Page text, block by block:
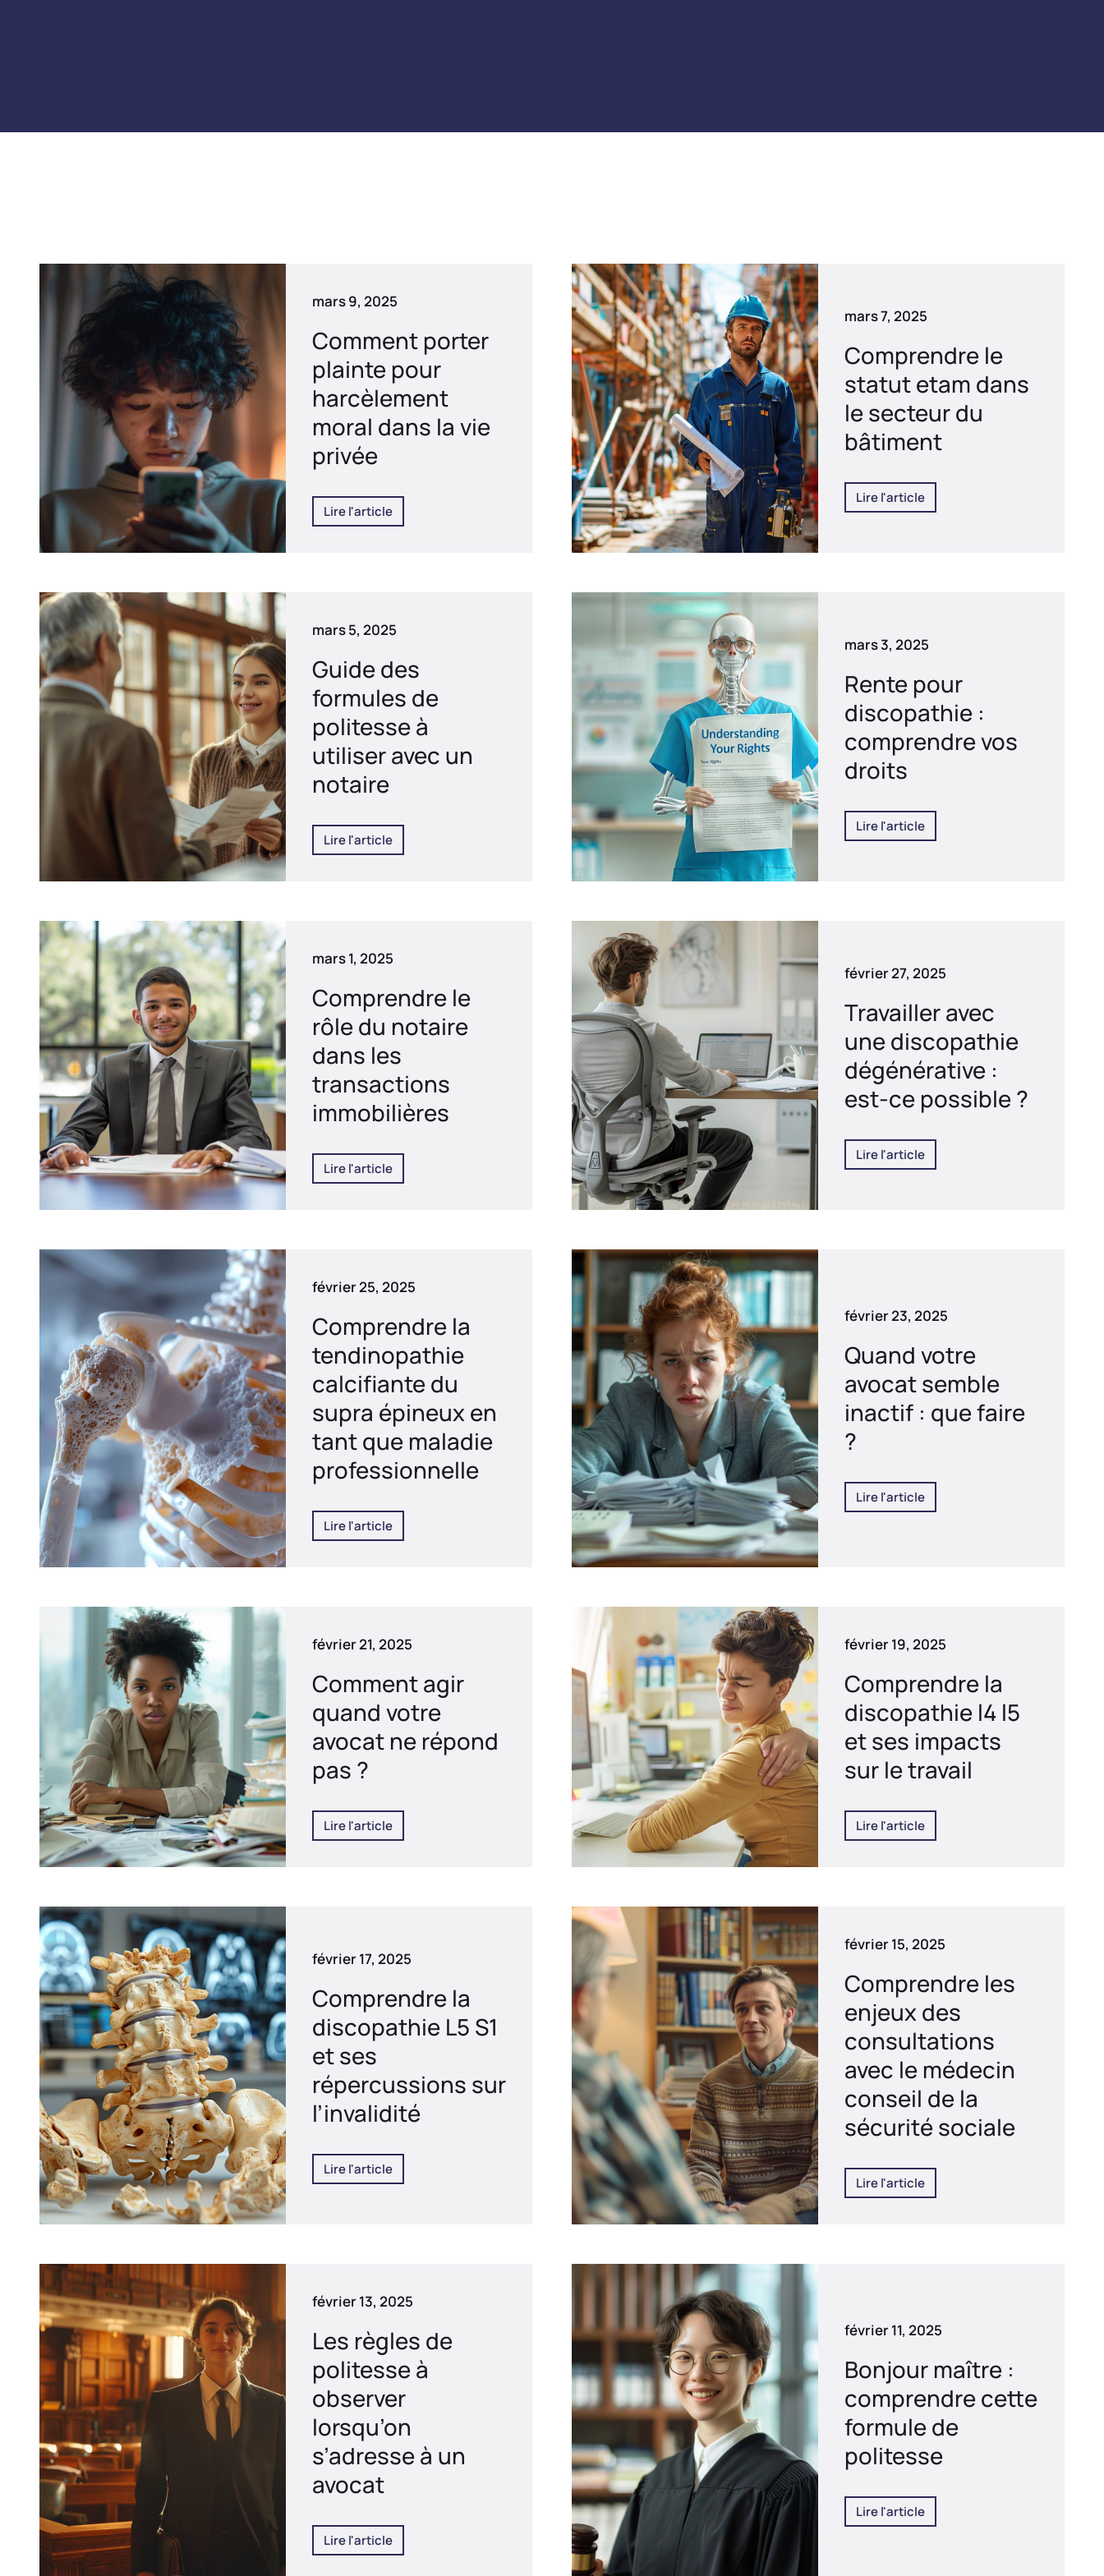
mars 9, 2025
Comment porter
plainte pour
harcèlement
moral dans la vie
privée
Lire l'article
mars 7, 2025
Comprendre le
statut etam dans
le secteur du
bâtiment
Lire l'article
mars 5, 2025
Guide des
formules de
politesse à
utiliser avec un
notaire
Lire l'article
mars 3, 2025
Rente pour
discopathie :
comprendre vos
droits
Lire l'article
mars 1, 2025
Comprendre le
rôle du notaire
dans les
transactions
immobilières
Lire l'article
février 27, 2025
Travailler avec
une discopathie
dégénérative :
est-ce possible ?
Lire l'article
février 25, 2025
Comprendre la
tendinopathie
calcifiante du
supra épineux en
tant que maladie
professionnelle
Lire l'article
février 23, 2025
Quand votre
avocat semble
inactif : que faire
?
Lire l'article
février 21, 2025
Comment agir
quand votre
avocat ne répond
pas ?
Lire l'article
février 19, 2025
Comprendre la
discopathie l4 l5
et ses impacts
sur le travail
Lire l'article
février 17, 2025
Comprendre la
discopathie L5 S1
et ses
répercussions sur
l’invalidité
Lire l'article
février 15, 2025
Comprendre les
enjeux des
consultations
avec le médecin
conseil de la
sécurité sociale
Lire l'article
février 13, 2025
Les règles de
politesse à
observer
lorsqu’on
s’adresse à un
avocat
Lire l'article
février 11, 2025
Bonjour maître :
comprendre cette
formule de
politesse
Lire l'article